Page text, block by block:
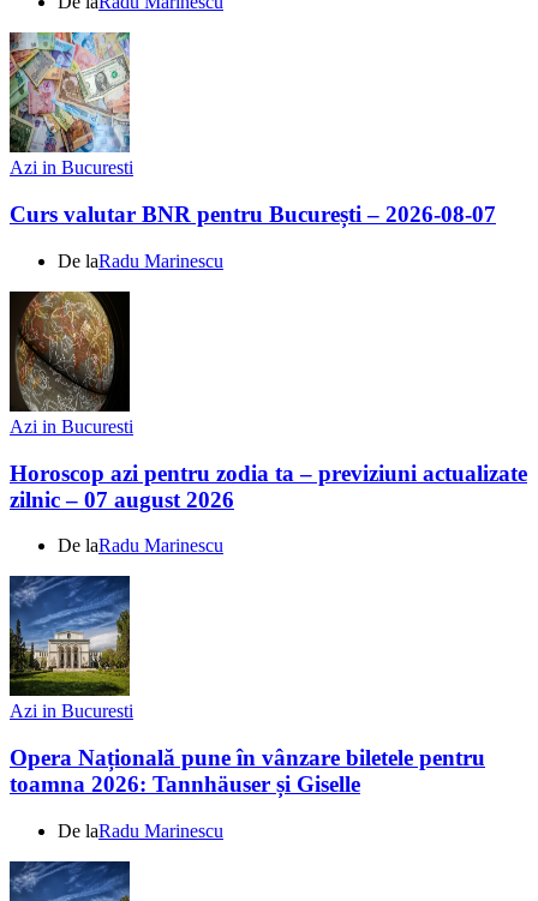
Azi in Bucuresti
Curs valutar BNR pentru București – 2026-08-07
De laRadu Marinescu
Azi in Bucuresti
Horoscop azi pentru zodia ta – previziuni actualizate
zilnic – 07 august 2026
De laRadu Marinescu
Azi in Bucuresti
Opera Națională pune în vânzare biletele pentru
toamna 2026: Tannhäuser și Giselle
De laRadu Marinescu